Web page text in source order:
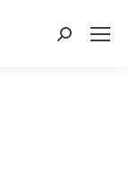
Search: